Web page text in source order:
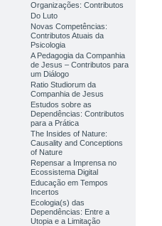
Organizações: Contributos
Do Luto
Novas Competências:
Contributos Atuais da
Psicologia
A Pedagogia da Companhia
de Jesus – Contributos para
um Diálogo
Ratio Studiorum da
Companhia de Jesus
Estudos sobre as
Dependências: Contributos
para a Prática
The Insides of Nature:
Causality and Conceptions
of Nature
Repensar a Imprensa no
Ecossistema Digital
Educação em Tempos
Incertos
Ecologia(s) das
Dependências: Entre a
Utopia e a Limitação